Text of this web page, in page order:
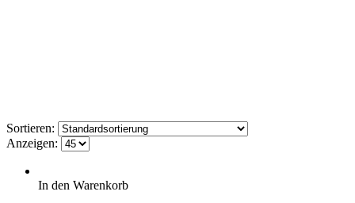
Sortieren:
Anzeigen:
In den Warenkorb